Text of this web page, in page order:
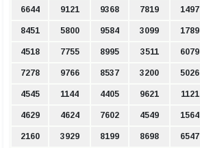
6644 9121 9368 7819 1497
8451 5800 9584 3099 1789
4518 7755 8995 3511 6079
7278 9766 8537 3200 5026
4545 1144 4405 9621 1121
4629 4624 7602 4549 1564
2160 3929 8199 8698 6547